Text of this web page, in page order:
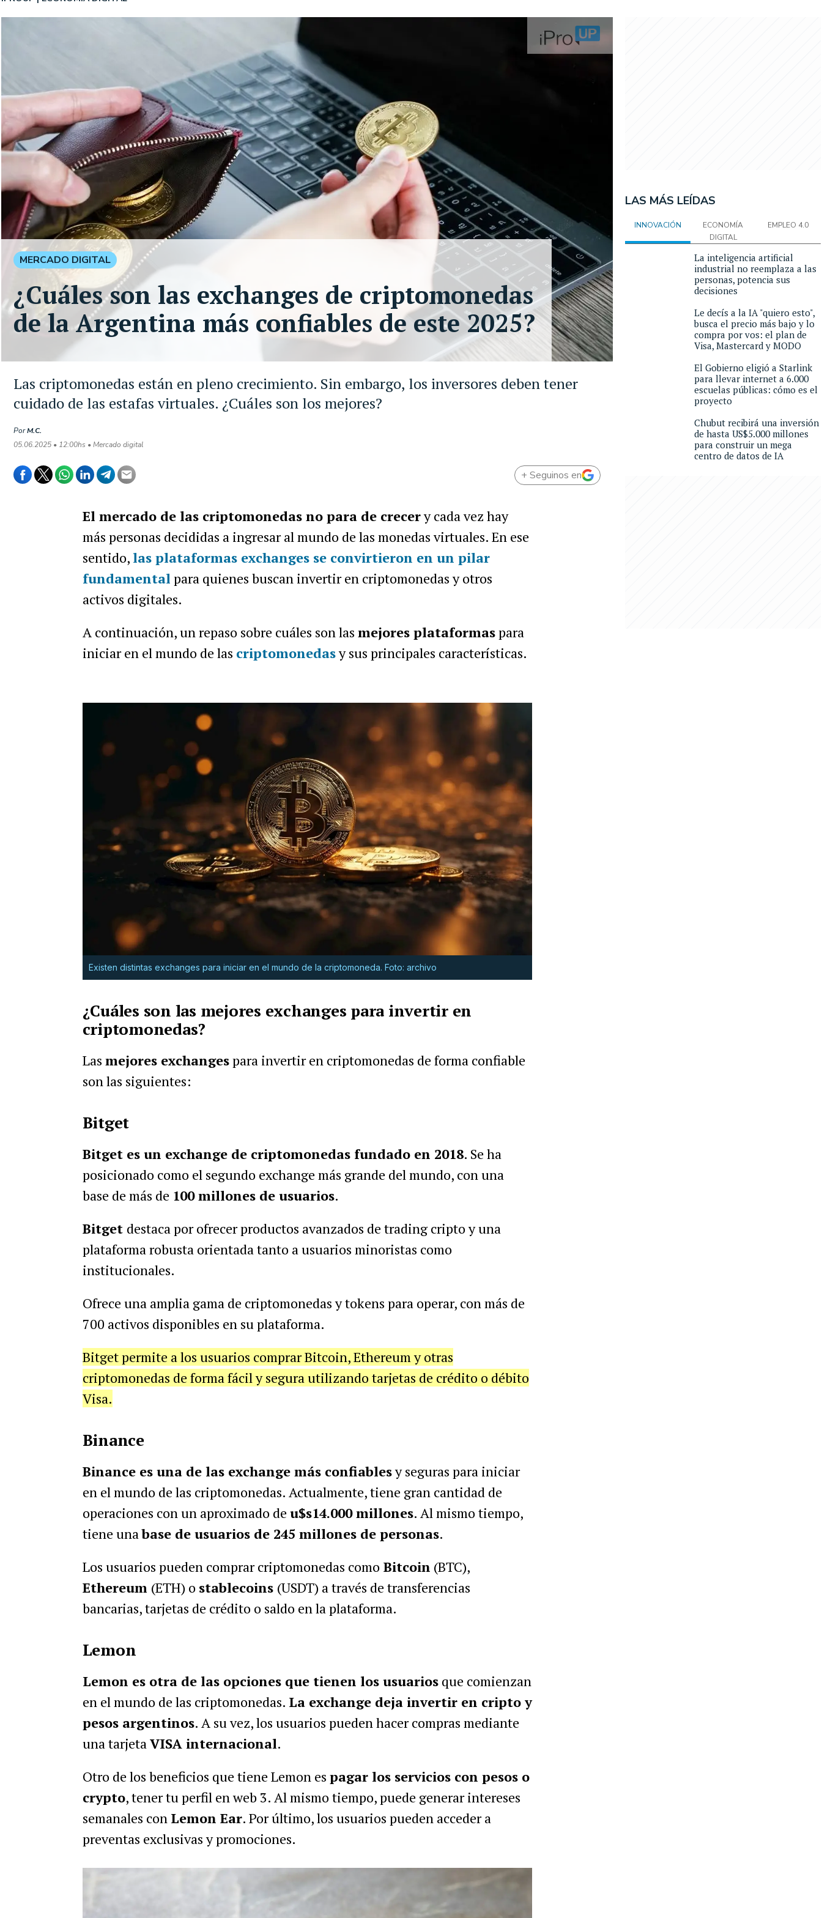
Las criptomonedas están en pleno crecimiento. Sin embargo, los inversores deben tener
cuidado de las estafas virtuales. ¿Cuáles son los mejores?
PorM.C.
05.06.2025 • 12:00hs • Mercado digital
MERCADO DIGITAL
¿Cuáles son las exchanges de criptomonedas
de la Argentina más confiables de este 2025?
+ Seguinos en
El mercado de las criptomonedas no para de crecery cada vez hay
más personas decididas a ingresar al mundo de las monedas virtuales. En ese
sentido,las plataformas exchanges se convirtieron en un pilar
fundamental para quienes buscan invertir en criptomonedas y otros
activos digitales.
A continuación, un repaso sobre cuáles son las mejores plataformaspara
iniciar en el mundo de las criptomonedasy sus principales características.
Existen distintas exchanges para iniciar en el mundo de la criptomoneda. Foto: archivo
¿Cuáles son las mejores exchanges para invertir en
criptomonedas?
Las mejores exchangespara invertir en criptomonedas de forma confiable
son las siguientes:
Bitget
Bitget es un exchange de criptomonedas fundado en 2018. Se ha
posicionado como el segundo exchange más grande del mundo, con una
base de más de 100 millones de usuarios.
Bitget destaca por ofrecer productos avanzados de trading cripto y una
plataforma robusta orientada tanto a usuarios minoristas como
institucionales.
Ofrece una amplia gama de criptomonedas y tokens para operar, con más de
700 activos disponibles en su plataforma.
Bitget permite a los usuarios comprar Bitcoin, Ethereum y otras
criptomonedas de forma fácil y segura utilizando tarjetas de crédito o débito
Visa.
Binance
Binance es una de las exchange más confiablesy seguras para iniciar
en el mundo de las criptomonedas. Actualmente, tiene gran cantidad de
operaciones con un aproximado de u$s14.000 millones. Al mismo tiempo,
tiene unabase de usuarios de 245 millones de personas.
Los usuarios pueden comprar criptomonedas como Bitcoin (BTC),
Ethereum (ETH) o stablecoins (USDT) a través de transferencias
bancarias, tarjetas de crédito o saldo en la plataforma.
Lemon
Lemon es otra de las opciones que tienen los usuariosque comienzan
en el mundo de las criptomonedas. La exchange deja invertir en cripto y
pesos argentinos. A su vez, los usuarios pueden hacer compras mediante
una tarjetaVISA internacional.
Otro de los beneficios que tiene Lemon es pagar los servicios con pesos o
crypto, tener tu perfil en web 3. Al mismo tiempo, puede generar intereses
semanales con Lemon Ear. Por último, los usuarios pueden acceder a
preventas exclusivas y promociones.
LAS MÁS LEÍDAS
INNOVACIÓN
ECONOMÍA
DIGITAL
EMPLEO 4.0
La inteligencia artificial
industrial no reemplaza a las
personas, potencia sus
decisiones
Le decís a la IA "quiero esto",
busca el precio más bajo y lo
compra por vos: el plan de
Visa, Mastercard y MODO
El Gobierno eligió a Starlink
para llevar internet a 6.000
escuelas públicas: cómo es el
proyecto
Chubut recibirá una inversión
de hasta US$5.000 millones
para construir un mega
centro de datos de IA